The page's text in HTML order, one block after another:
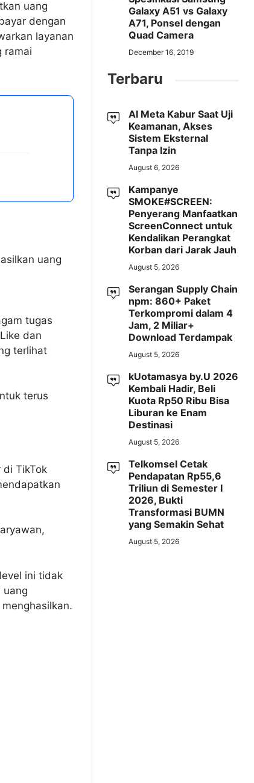
uang
dengan
layanan
ramai
uang
tugas
dan
terlihat
terus
TikTok
ini tidak
uang
Galaxy A51 vs Galaxy
A71, Ponsel dengan
Quad Camera
December 16, 2019
Terbaru
AI Meta Kabur Saat Uji
Keamanan, Akses
Sistem Eksternal
Tanpa Izin
August 6, 2026
Kampanye
SMOKE#SCREEN:
Penyerang Manfaatkan
ScreenConnect untuk
Kendalikan Perangkat
Korban dari Jarak Jauh
August 5, 2026
Serangan Supply Chain
npm: 860+ Paket
Terkompromi dalam 4
Jam, 2 Miliar+
Download Terdampak
August 5, 2026
kUotamasya by.U 2026
Kembali Hadir, Beli
Kuota Rp50 Ribu Bisa
Liburan ke Enam
Destinasi
August 5, 2026
Telkomsel Cetak
Pendapatan Rp55,6
Triliun di Semester I
2026, Bukti
Transformasi BUMN
yang Semakin Sehat
August 5, 2026